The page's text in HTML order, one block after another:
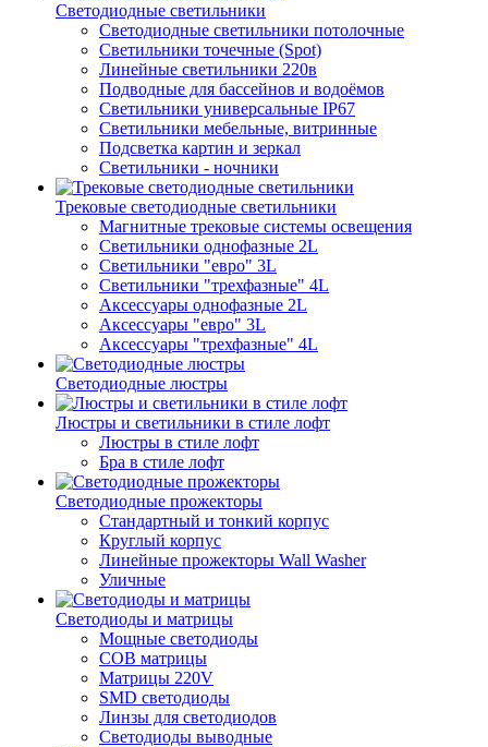
Светодиодные светильники
Светодиодные светильники потолочные
Светильники точечные (Spot)
Линейные светильники 220в
Подводные для бассейнов и водоёмов
Светильники универсальные IP67
Светильники мебельные, витринные
Подсветка картин и зеркал
Светильники - ночники
Трековые светодиодные светильники
Магнитные трековые системы освещения
Светильники однофазные 2L
Светильники "евро" 3L
Светильники "трехфазные" 4L
Аксессуары однофазные 2L
Аксессуары "евро" 3L
Аксессуары "трехфазные" 4L
Светодиодные люстры
Люстры и светильники в стиле лофт
Люстры в стиле лофт
Бра в стиле лофт
Светодиодные прожекторы
Стандартный и тонкий корпус
Круглый корпус
Линейные прожекторы Wall Washer
Уличные
Светодиоды и матрицы
Мощные светодиоды
COB матрицы
Матрицы 220V
SMD светодиоды
Линзы для светодиодов
Светодиоды выводные